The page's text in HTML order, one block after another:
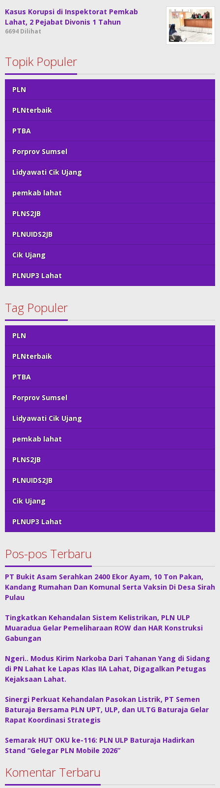
Kasus Korupsi di Inspektorat Pemkab
Lahat, 2 Pejabat Divonis 1 Tahun
6694 Dilihat
Topik Populer
PLN
PLNterbaik
PTBA
Porprov Sumsel
Lidyawati Cik Ujang
pemkab lahat
PLNS2JB
PLNUIDS2JB
Cik Ujang
PLNUP3 Lahat
Tag Populer
PLN
PLNterbaik
PTBA
Porprov Sumsel
Lidyawati Cik Ujang
pemkab lahat
PLNS2JB
PLNUIDS2JB
Cik Ujang
PLNUP3 Lahat
Pos-pos Terbaru
PT Bukit Asam Serahkan 2400 Ekor Ayam, 10 Ton Pakan,
Kandang Rumahan Dan Komunal Serta Vaksin Di Desa Sirah
Pulau
Tingkatkan Kehandalan Sistem Kelistrikan, PLN ULP
Muaradua Gelar Pemeliharaan ROW dan HAR Konstruksi
Gabungan
Ngeri.. Modus Kirim Narkoba Dari Tahanan Yang di Sidang
di PN Lahat ke Lapas Klas IIA Lahat, Digagalkan Petugas
Kejaksaan Lahat.
Sinergi Perkuat Kehandalan Pasokan Listrik, PT Semen
Baturaja Bersama PLN UPT, ULP, dan ULTG Baturaja Gelar
Rapat Koordinasi Strategis
Semarak HUT OKU ke-116: PLN ULP Baturaja Hadirkan
Stand “Gelegar PLN Mobile 2026”
Komentar Terbaru